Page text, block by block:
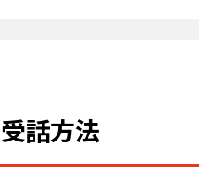
話方法